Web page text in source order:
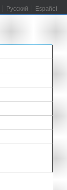
Русский Español